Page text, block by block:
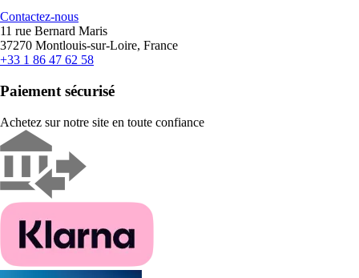
Contactez-nous
11 rue Bernard Maris
37270 Montlouis-sur-Loire, France
+33 1 86 47 62 58
Paiement sécurisé
Achetez sur notre site en toute confiance